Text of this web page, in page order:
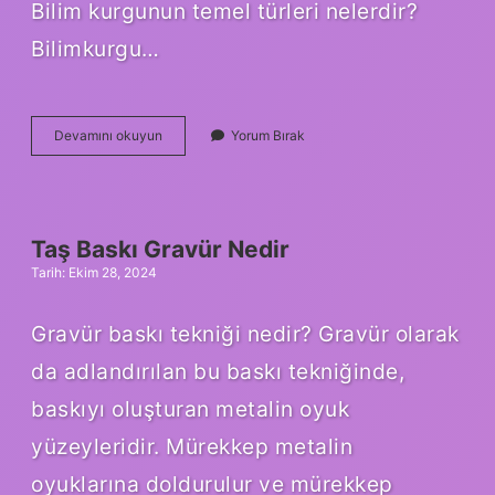
Bilim kurgunun temel türleri nelerdir?
Bilimkurgu…
Devamını okuyun
Kurgu
Yorum Bırak
Taş Baskı Gravür Nedir
Tarih: Ekim 28, 2024
Gravür baskı tekniği nedir? Gravür olarak
da adlandırılan bu baskı tekniğinde,
baskıyı oluşturan metalin oyuk
yüzeyleridir. Mürekkep metalin
oyuklarına doldurulur ve mürekkep